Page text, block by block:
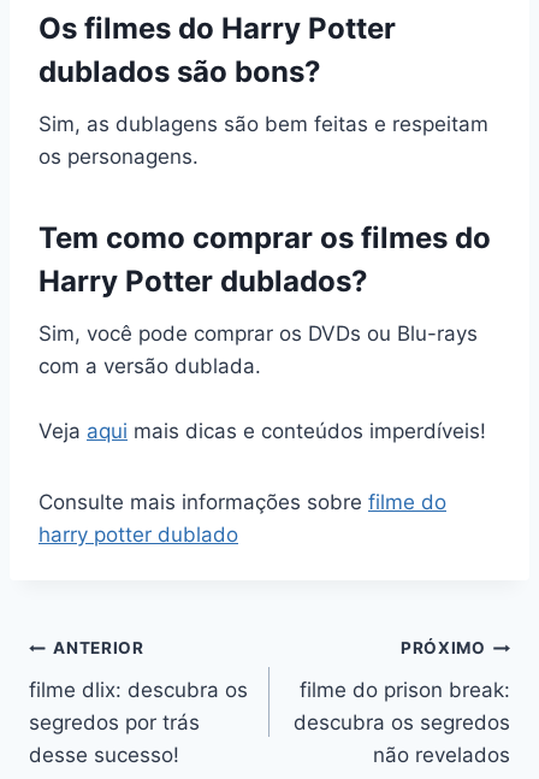
Os filmes do Harry Potter
dublados são bons?
Sim, as dublagens são bem feitas e respeitam
os personagens.
Tem como comprar os filmes do
Harry Potter dublados?
Sim, você pode comprar os DVDs ou Blu-rays
com a versão dublada.
Veja aqui mais dicas e conteúdos imperdíveis!
Consulte mais informações sobre filme do
harry potter dublado
Navegação
de
Post
ANTERIOR
filme dlix: descubra os
segredos por trás
desse sucesso!
PRÓXIMO
filme do prison break:
descubra os segredos
não revelados